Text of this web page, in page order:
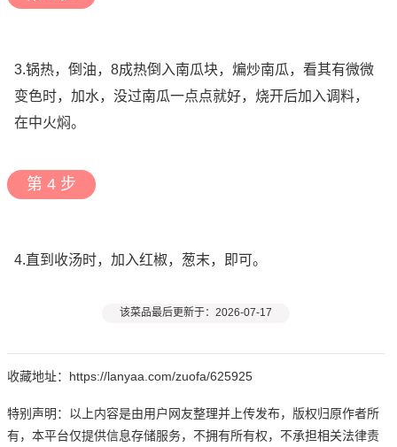
3.锅热，倒油，8成热倒入南瓜块，煸炒南瓜，看其有微微
变色时，加水，没过南瓜一点点就好，烧开后加入调料，
在中火焖。
第 4 步
4.直到收汤时，加入红椒，葱末，即可。
该菜品最后更新于：2026-07-17
收藏地址：https://lanyaa.com/zuofa/625925
特别声明：以上内容是由用户网友整理并上传发布，版权归原作者所
有，本平台仅提供信息存储服务，不拥有所有权，不承担相关法律责